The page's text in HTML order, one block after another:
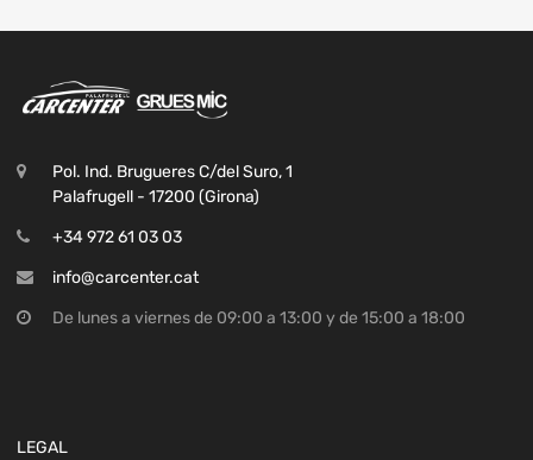
Pol. Ind. Brugueres C/del Suro, 1
Palafrugell - 17200 (Girona)
+34 972 61 03 03
info@carcenter.cat
De lunes a viernes de 09:00 a 13:00 y de 15:00 a 18:00
LEGAL